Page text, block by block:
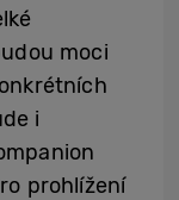
moci
i
prohlížení